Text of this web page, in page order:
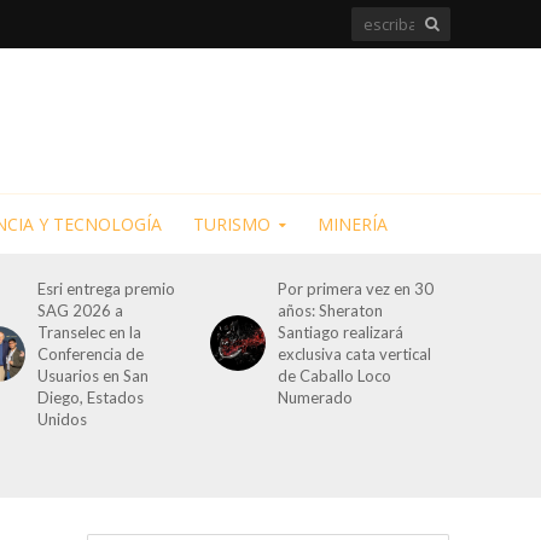
Y TECNOLOGÍA TURISMO MINERÍA
Esri entrega premio
SAG 2026 a
Transelec en la
Conferencia de
Usuarios en San
Diego, Estados
Unidos
Por primera vez en 30
años: Sheraton
Santiago realizará
exclusiva cata vertical
de Caballo Loco
Numerado